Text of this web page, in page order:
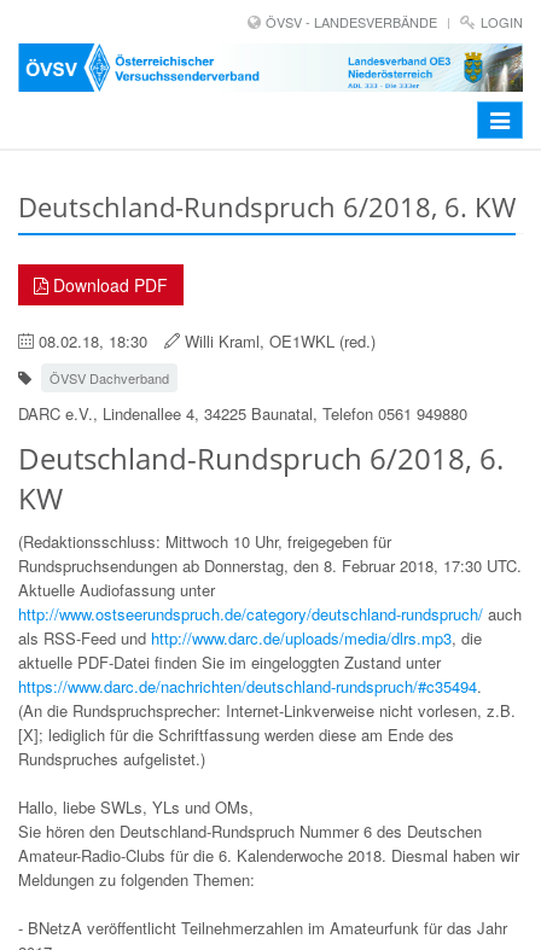
ÖVSV - LANDESVERBÄNDE LOGIN
Toggle
Deutschland-Rundspruch 6/2018, 6. KW
Download PDF
08.02.18, 18:30 Willi Kraml, OE1WKL (red.)
ÖVSV Dachverband
DARC e.V., Lindenallee 4, 34225 Baunatal, Telefon 0561 949880
Deutschland-Rundspruch 6/2018, 6.
KW
(Redaktionsschluss: Mittwoch 10 Uhr, freigegeben für
Rundspruchsendungen ab Donnerstag, den 8. Februar 2018, 17:30 UTC.
Aktuelle Audiofassung unter
http://www.ostseerundspruch.de/category/deutschland-rundspruch/ auch
als RSS-Feed und http://www.darc.de/uploads/media/dlrs.mp3, die
aktuelle PDF-Datei finden Sie im eingeloggten Zustand unter
https://www.darc.de/nachrichten/deutschland-rundspruch/#c35494.
(An die Rundspruchsprecher: Internet-Linkverweise nicht vorlesen, z.B.
[X]; lediglich für die Schriftfassung werden diese am Ende des
Rundspruches aufgelistet.)
Hallo, liebe SWLs, YLs und OMs,
Sie hören den Deutschland-Rundspruch Nummer 6 des Deutschen
Amateur-Radio-Clubs für die 6. Kalenderwoche 2018. Diesmal haben wir
Meldungen zu folgenden Themen:
- BNetzA veröffentlicht Teilnehmerzahlen im Amateurfunk für das Jahr